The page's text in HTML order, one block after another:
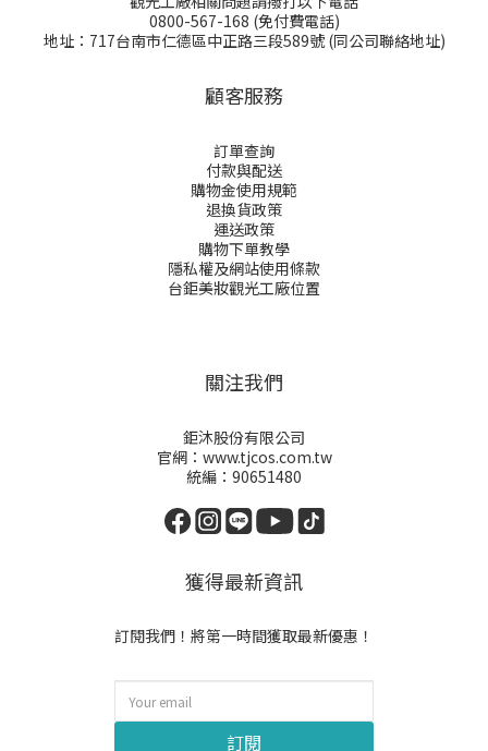
0800-567-168 (免付費電話)
地址：717台南市仁德區中正路三段589號 (同公司聯絡地址)
顧客服務
訂單查詢
付款與配送
購物金使用規範
退換貨政策
運送政策
購物下單教學
隱私權及網站使用條款
台鉅美妝觀光工廠位置
關注我們
鉅沐股份有限公司
官網：www.tjcos.com.tw
統編：90651480
獲得最新資訊
訂閱我們！將第一時間獲取最新優惠！
訂閱